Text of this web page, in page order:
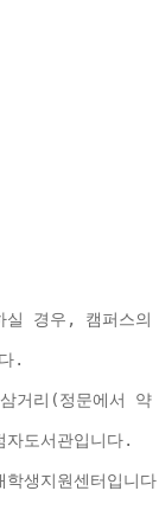
실 경우, 캠퍼스
.
거리(정문에서
도서관입니다.
생지원센터입니